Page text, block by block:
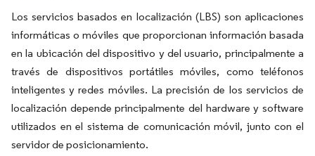
Los servicios basados en localización (LBS) son aplicaciones
informáticas o móviles que proporcionan información basada
en la ubicación del dispositivo y del usuario, principalmente a
través de dispositivos portátiles móviles, como teléfonos
inteligentes y redes móviles. La precisión de los servicios de
localización depende principalmente del hardware y software
utilizados en el sistema de comunicación móvil, junto con el
servidor de posicionamiento.